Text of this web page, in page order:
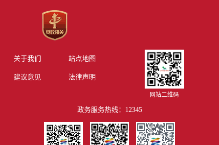
关于我们 站点地图
建议意见 法律声明
网站二维码
政务服务热线：12345